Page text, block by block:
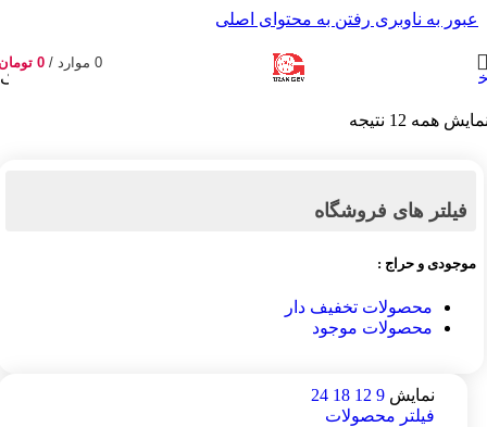
عبور به ناوبری رفتن به محتوای اصلی
0 موارد /
0
تیغه‌های پمپ وکیوم روغنی و خشک تیغه‌های پمپ وکیوم خشک
همه 12 نتیجه
فیلتر های فروشگاه
موجودی و حراج :
محصولات تخفیف دار
محصولات موجود
نمایش 9
12
18
24
فیلتر محصولات